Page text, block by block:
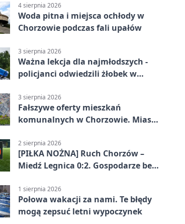
4 sierpnia 2026
Woda pitna i miejsca ochłody w
Chorzowie podczas fali upałów
3 sierpnia 2026
Ważna lekcja dla najmłodszych -
policjanci odwiedzili żłobek w
3 sierpnia 2026
Fałszywe oferty mieszkań
komunalnych w Chorzowie. Miasto
2 sierpnia 2026
[PIŁKA NOŻNA] Ruch Chorzów –
Miedź Legnica 0:2. Gospodarze bez
1 sierpnia 2026
Połowa wakacji za nami. Te błędy
mogą zepsuć letni wypoczynek